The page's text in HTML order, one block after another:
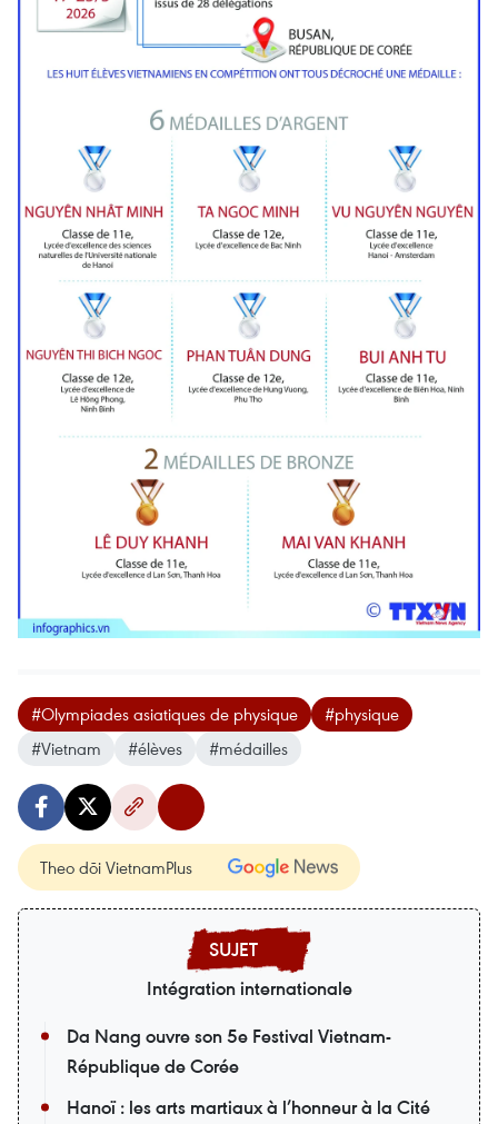
#Olympiades asiatiques de physique
#physique
#Vietnam
#élèves #médailles
Theo dõi VietnamPlus
Intégration internationale
Da Nang ouvre son 5e Festival Vietnam-
République de Corée
Hanoï : les arts martiaux à l’honneur à la Cité